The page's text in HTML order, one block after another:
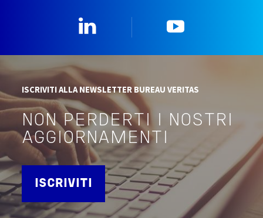
ISCRIVITI ALLA NEWSLETTER BUREAU VERITAS
NON PERDERTI I NOSTRI
AGGIORNAMENTI
ISCRIVITI